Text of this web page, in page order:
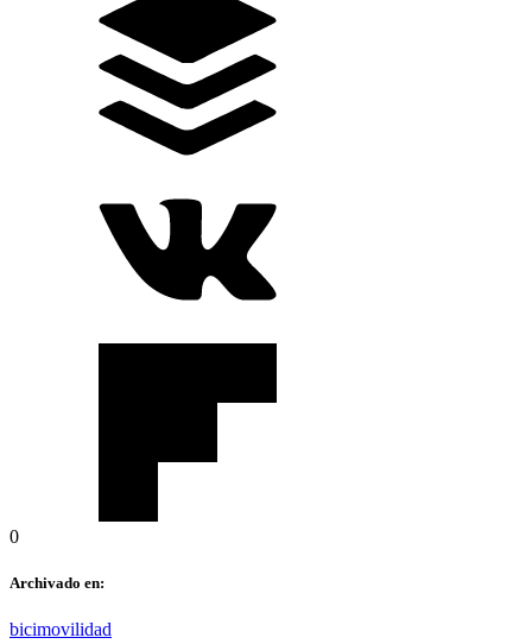
0
Archivado en:
bicimovilidad